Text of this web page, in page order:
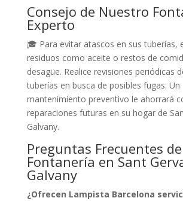
Consejo de Nuestro
Experto
🎓 Para evitar atascos en sus tuberías,
residuos como aceite o restos de
desagüe. Realice revisiones periódicas
tuberías en busca de posibles fugas. Un
mantenimiento preventivo le ahorrará
reparaciones futuras en su hogar de
Galvany.
Preguntas Frecuentes de
Fontanería en Sant
Galvany
¿Ofrecen Lampista Barcelona